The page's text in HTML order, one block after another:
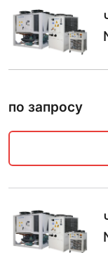
по запросу